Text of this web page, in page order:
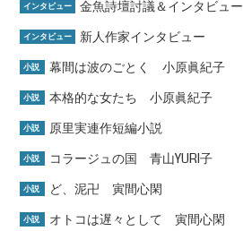
インタビュー 金魚詩壇討議＆インタビュー
インタビュー 新人作家インタビュー
小説 幕間は波のごとく 小原眞紀子
小説 本格的な女たち 小原眞紀子
小説 原里実連作短編小説
小説 コラージュの国 青山YURI子
小説 ど、泥卍 寅間心閑
小説 オトコは遅々として 寅間心閑